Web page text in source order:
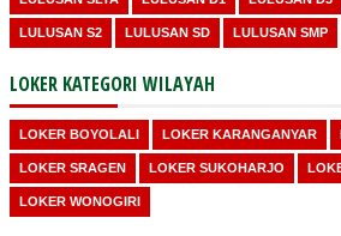
LULUSAN S2 LULUSAN SD LULUSAN SMP
LOKER KATEGORI WILAYAH
LOKER BOYOLALI LOKER KARANGANYAR
LOKER SRAGEN LOKER SUKOHARJO
LOKER WONOGIRI